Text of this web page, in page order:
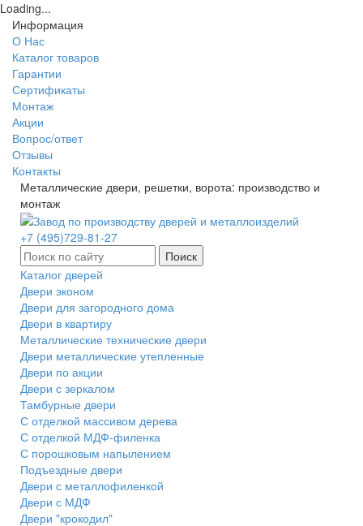
Loading...
Информация
О Нас
Каталог товаров
Гарантии
Сертификаты
Монтаж
Акции
Вопрос/ответ
Отзывы
Контакты
Металлические двери, решетки, ворота: производство и
монтаж
+7 (495)729-81-27
Поиск
Каталог дверей
Двери эконом
Двери для загородного дома
Двери в квартиру
Металлические технические двери
Двери металлические утепленные
Двери по акции
Двери с зеркалом
Тамбурные двери
С отделкой массивом дерева
С отделкой МДФ-филенка
С порошковым напылением
Подъездные двери
Двери с металлофиленкой
Двери с МДФ
Двери "крокодил"